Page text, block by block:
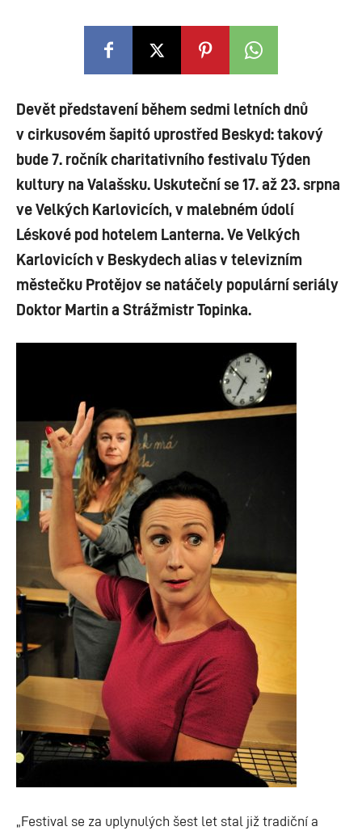
Devět představení během sedmi letních dnů
v cirkusovém šapitó uprostřed Beskyd: takový
bude 7. ročník charitativního festivalu Týden
kultury na Valašsku. Uskuteční se 17. až 23. srpna
ve Velkých Karlovicích, v malebném údolí
Léskové pod hotelem Lanterna. Ve Velkých
Karlovicích v Beskydech alias v televizním
městečku Protějov se natáčely populární seriály
Doktor Martin a Strážmistr Topinka.
„Festival se za uplynulých šest let stal již tradiční a